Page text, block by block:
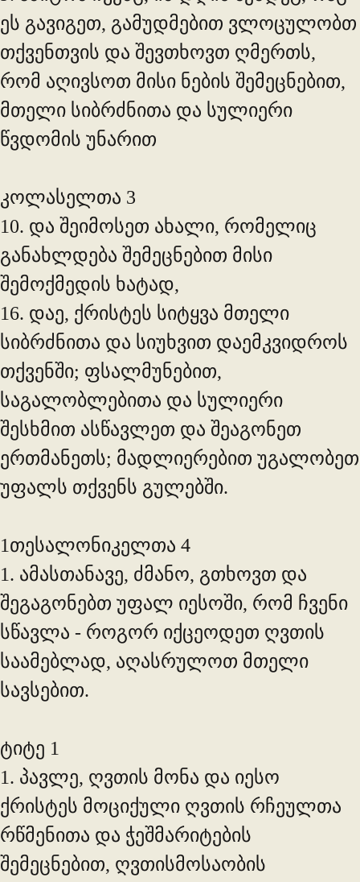
ეს გავიგეთ, გამუდმებით ვლოცულობთ
თქვენთვის და შევთხოვთ ღმერთს,
რომ აღივსოთ მისი ნების შემეცნებით,
მთელი სიბრძნითა და სულიერი
წვდომის უნარით
კოლასელთა 3
10. და შეიმოსეთ ახალი, რომელიც
განახლდება შემეცნებით მისი
შემოქმედის ხატად,
16. დაე, ქრისტეს სიტყვა მთელი
სიბრძნითა და სიუხვით დაემკვიდროს
თქვენში; ფსალმუნებით,
საგალობლებითა და სულიერი
შესხმით ასწავლეთ და შეაგონეთ
ერთმანეთს; მადლიერებით უგალობეთ
უფალს თქვენს გულებში.
1თესალონიკელთა 4
1. ამასთანავე, ძმანო, გთხოვთ და
შეგაგონებთ უფალ იესოში, რომ ჩვენი
სწავლა - როგორ იქცეოდეთ ღვთის
საამებლად, აღასრულოთ მთელი
სავსებით.
ტიტე 1
1. პავლე, ღვთის მონა და იესო
ქრისტეს მოციქული ღვთის რჩეულთა
რწმენითა და ჭეშმარიტების
შემეცნებით, ღვთისმოსაობის